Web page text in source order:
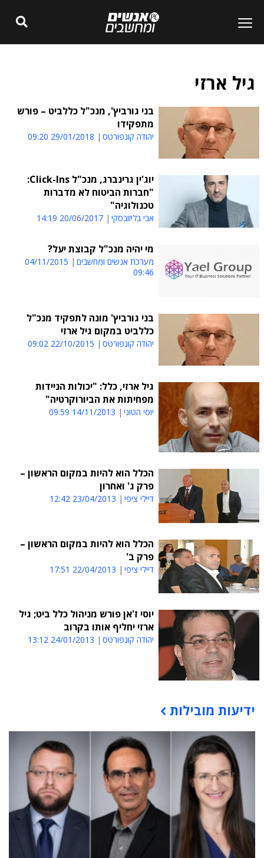
גיל ארזי
בני גורביץ', מנכ"ל כללביט – פורש
מתפקידו
יהודה קונפורטס 29/01/2018 09:20
יוג'ין גרינברג, מנכ"ל Click-Ins:
"חברות הביטוח לא מדברות
טכנולוגיה"
אבי בליזובסקי 20/06/2017 14:19
מי יהיה מנכ"ל קבוצת יעל?
מערכת אנשים ומחשבים
04/11/2015
09:46
בני גורביץ' מונה לתפקיד מנכ"ל
כללביט במקום גיל ארזי
יהודה קונפורטס 22/10/2015 09:02
גיל ארזי, כלל: "יכולות הניידות
מפחיתות את הביורוקרטיה"
יוסי הטוני 14/11/2013 09:59
הכלל הוא להיות במקום הראשון –
פרק ג' ואחרון
דיילי ציפי 23/04/2013 12:42
הכלל הוא להיות במקום הראשון –
פרק ב'
דיילי ציפי 22/04/2013 17:51
יוסי ז'אן פורש מניהול כלל ביט; גיל
ארזי יחליף אותו בקרוב
יהודה קונפורטס 24/01/2013 13:12
תוכן פרסומי
ידיעות מובילות